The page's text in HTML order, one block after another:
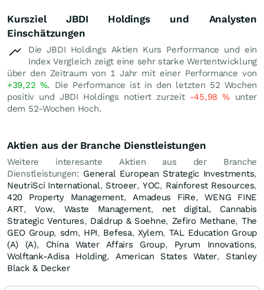
Kursziel JBDI Holdings und Analysten
Einschätzungen
Die JBDI Holdings Aktien Kurs Performance und ein
Index Vergleich zeigt eine sehr starke Wertentwicklung
über den Zeitraum von 1 Jahr mit einer Performance von
+39,22 %. Die Performance ist in den letzten 52 Wochen
positiv und JBDI Holdings notiert zurzeit -45,98% unter
dem 52-Wochen Hoch.
Aktien aus der Branche Dienstleistungen
Weitere interesante Aktien aus der Branche
Dienstleistungen: General European Strategic Investments,
NeutriSci International, Stroeer, YOC, Rainforest Resources,
420 Property Management,Amadeus FiRe,WENG FINE
ART,Vow, Waste Management, net digital, Cannabis
Strategic Ventures, Daldrup & Soehne, Zefiro Methane, The
GEO Group, sdm, HPI, Befesa, Xylem, TAL Education Group
(A) (A), China Water Affairs Group, Pyrum Innovations,
Wolftank-Adisa Holding,American States Water, Stanley
Black & Decker